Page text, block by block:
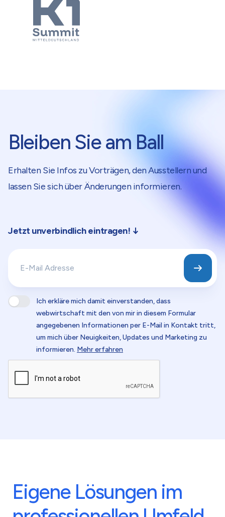
Bleiben Sie am Ball
Erhalten Sie Infos zu Vorträgen, den Ausstellern und
lassen Sie sich über Änderungen informieren.
Jetzt unverbindlich eintragen! ↓
Ich erkläre mich damit einverstanden, dass
webwirtschaft mit den von mir in diesem Formular
angegebenen Informationen per E-Mail in Kontakt tritt,
um mich über Neuigkeiten, Updates und Marketing zu
informieren. Mehr erfahren
Eigene Lösungen im